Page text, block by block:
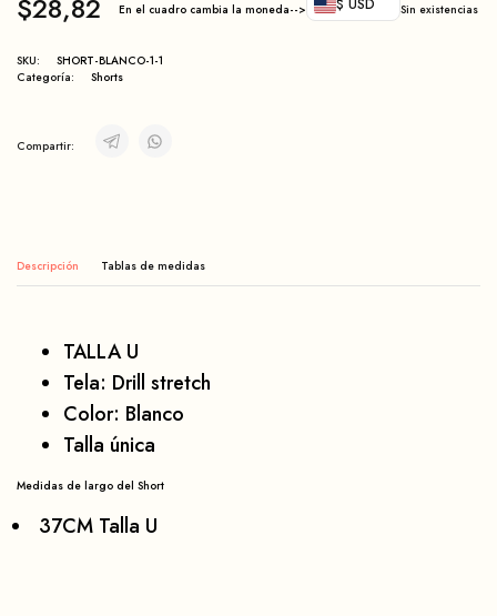
$28,82 En el cuadro cambia la moneda--> $ USD Sin existencias
SKU:
SHORT-BLANCO-1-1
Categoría:
Shorts
Compartir:
Descripción
TALLA U
Tela: Drill stretch
Color: Blanco
Talla única
Medidas de largo del Short
37CM Talla U